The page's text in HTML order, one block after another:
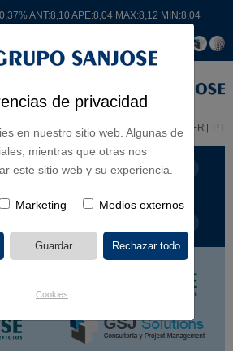
de privacidad
en nuestro sitio web. Algunas de
mientras que otras nos
este sitio web y su experiencia.
Marketing Medios externos
Cookies
ANT:8,10 APE:8,04 MAX:8,12 MIN:8,04
EN FR PT
CONTINENTES